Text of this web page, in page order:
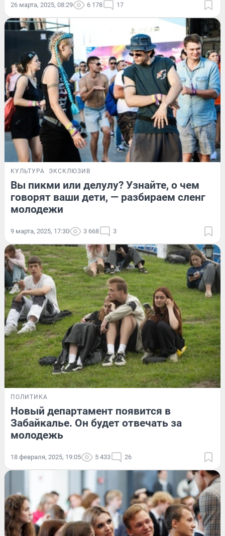
26 марта, 2025, 08:29 6 178 17
КУЛЬТУРА ЭКСКЛЮЗИВ
Вы пикми или делулу? Узнайте, о чем
говорят ваши дети, — разбираем сленг
молодежи
9 марта, 2025, 17:30 3 668 3
ПОЛИТИКА
Новый департамент появится в
Забайкалье. Он будет отвечать за
молодежь
18 февраля, 2025, 19:05 5 433 26